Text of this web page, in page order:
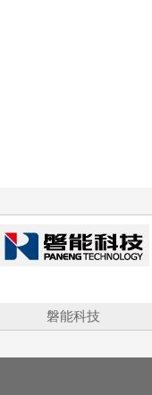
磐能科技